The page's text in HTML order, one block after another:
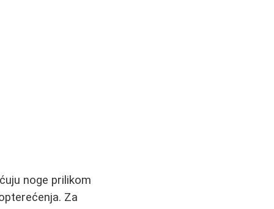
noge prilikom
Za